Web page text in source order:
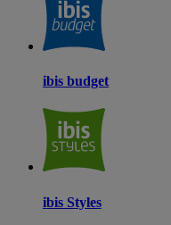
ibis budget
ibis Styles